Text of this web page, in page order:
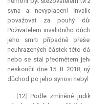
syna a nevyplacení
považovat za pouhý
Poživatelem invalidního
jeho smrti případně
neuhrazených částek této
nebo se stal předmětem
neskončil dne 15. 8. 2018,
důchod po jeho synovi nebyl
[12] Podle zmíněné